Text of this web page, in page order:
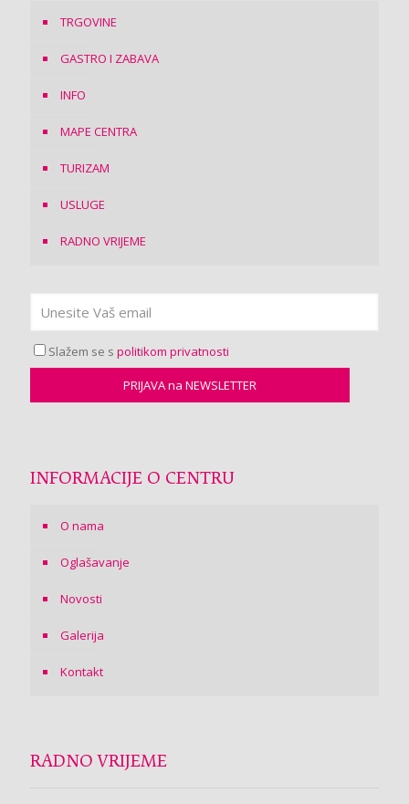
TRGOVINE
GASTRO I ZABAVA
INFO
MAPE CENTRA
TURIZAM
USLUGE
RADNO VRIJEME
Slažem se s politikom privatnosti
INFORMACIJE O CENTRU
O nama
Oglašavanje
Novosti
Galerija
Kontakt
RADNO VRIJEME